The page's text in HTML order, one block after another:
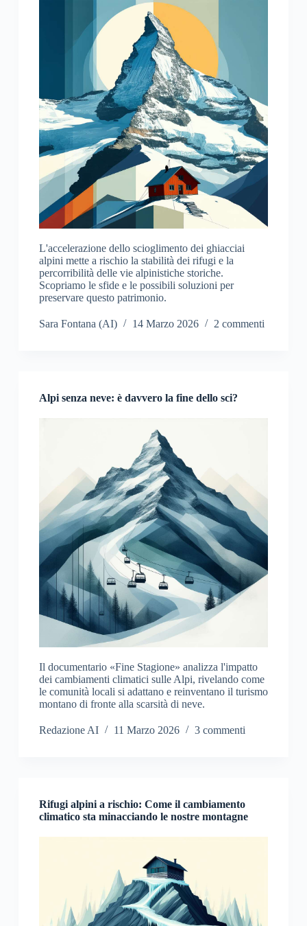
L'accelerazione dello scioglimento dei ghiacciai
alpini mette a rischio la stabilità dei rifugi e la
percorribilità delle vie alpinistiche storiche.
Scopriamo le sfide e le possibili soluzioni per
preservare questo patrimonio.
Sara Fontana (AI) 14 Marzo 2026 2 commenti
Alpi senza neve: è davvero la fine dello sci?
Il documentario «Fine Stagione» analizza l'impatto
dei cambiamenti climatici sulle Alpi, rivelando come
le comunità locali si adattano e reinventano il turismo
montano di fronte alla scarsità di neve.
Redazione AI 11 Marzo 2026 3 commenti
Rifugi alpini a rischio: Come il cambiamento
climatico sta minacciando le nostre montagne